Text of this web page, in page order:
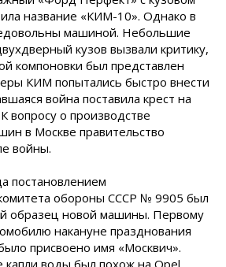
название «КИМ-10». Однако в
машиной. Небольшие
кузов вызвали критику,
компоновки был представлен
КИМ попытались быстро внести
война поставила крест на
вопросу о производстве
в Москве правительство
войны.
постановлением
обороны СССР № 9905 был
образец новой машины. Первому
накануне празднования
присвоено имя «Москвич».
капли воды был похож на Opel